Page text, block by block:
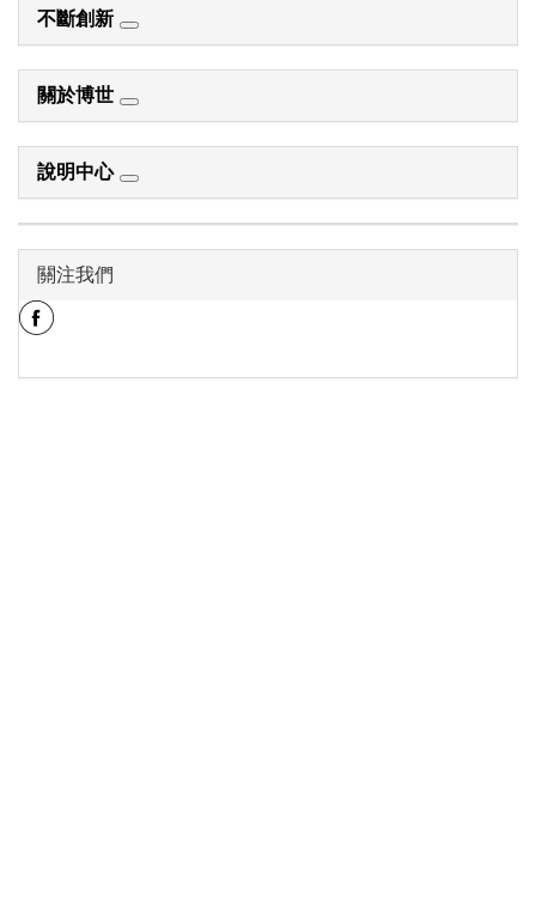
不斷創新
關於博世
說明中心
關注我們